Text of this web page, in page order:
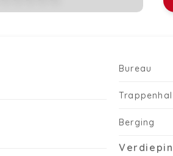
Bureau
Trappenhal
Berging